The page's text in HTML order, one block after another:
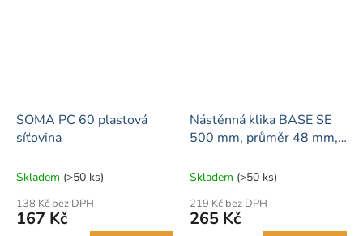
SOMA PC 60 plastová
síťovina
Skladem (>50 ks)
138 Kč bez DPH
167 Kč
Nástěnná klika BASE SE
500 mm, průměr 48 mm,
Skladem (>50 ks)
219 Kč bez DPH
265 Kč